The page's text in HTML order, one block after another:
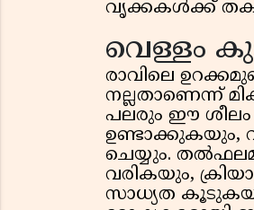
വൃക്കകൾക്ക്
വെള്ളം
രാവിലെ
നല്ലതാണെന്ന്
പലരും ഈ ശീലം
ഉണ്ടാക്കുകയും,
ചെയ്യും.
വരികയും,
സാധ്യത